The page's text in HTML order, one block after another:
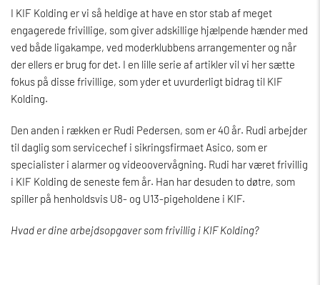
I KIF Kolding er vi så heldige at have en stor stab af meget
engagerede frivillige, som giver adskillige hjælpende hænder med
ved både ligakampe, ved moderklubbens arrangementer og når
der ellers er brug for det. I en lille serie af artikler vil vi her sætte
fokus på disse frivillige, som yder et uvurderligt bidrag til KIF
Kolding.
Den anden i rækken er Rudi Pedersen, som er 40 år. Rudi arbejder
til daglig som servicechef i sikringsfirmaet Asico, som er
specialister i alarmer og videoovervågning. Rudi har været frivillig
i KIF Kolding de seneste fem år. Han har desuden to døtre, som
spiller på henholdsvis U8- og U13-pigeholdene i KIF.
Hvad er dine arbejdsopgaver som frivillig i KIF Kolding?